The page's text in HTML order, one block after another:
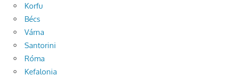
Korfu
Bécs
Várna
Santorini
Róma
Kefalonia